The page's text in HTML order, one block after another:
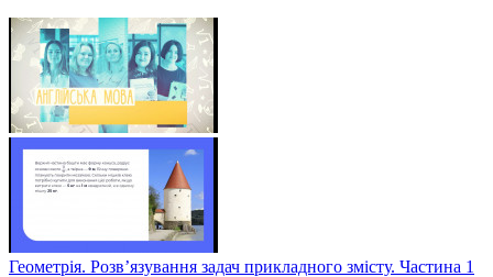
Геометрія. Розв’язування задач прикладного змісту. Частина 1